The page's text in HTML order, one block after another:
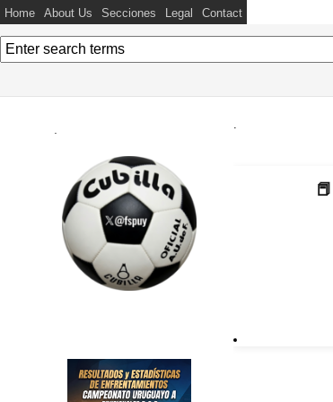
Home About Us Secciones Legal Contact
.
📕